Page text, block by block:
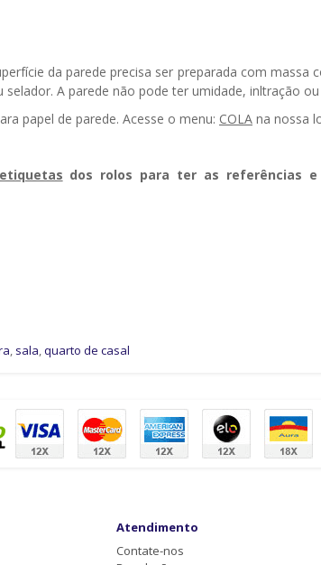
da parede precisa ser preparada com massa
A parede não pode ter umidade, infiltração
papel de parede. Acesse o menu: COLA na nossa
dos rolos para ter as referências
, sala,quarto de casal
Atendimento
Contate-nos